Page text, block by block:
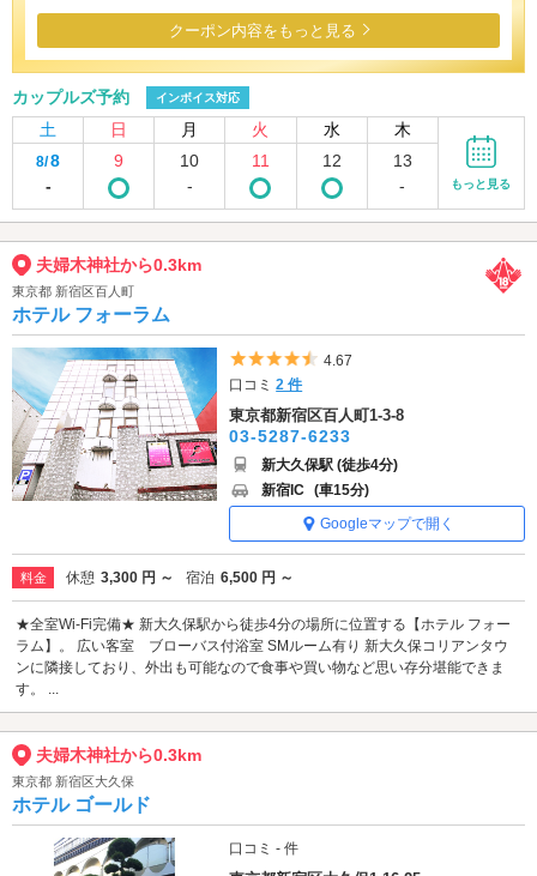
クーポン内容をもっと見る
カップルズ予約 インボイス対応
土 日 月 火 水 木
8/8
-
9
10
-
11 12
13
-
もっと見る
夫婦木神社から0.3km
東京都 新宿区百人町
ホテル フォーラム
5つ星のうち4.5
4.67
口コミ2 件
東京都新宿区百人町1-3-8
03-5287-6233
新大久保駅 (徒歩4分)
新宿IC (車15分)
Googleマップで開く
料金 休憩 3,300 円 ～ 宿泊 6,500 円 ～
★全室Wi-Fi完備★ 新大久保駅から徒歩4分の場所に位置する【ホテル フォー
ラム】。 広い客室 ブローバス付浴室 SMルーム有り 新大久保コリアンタウ
ンに隣接しており、外出も可能なので食事や買い物など思い存分堪能できま
す。 ...
夫婦木神社から0.3km
東京都 新宿区大久保
ホテル ゴールド
口コミ - 件